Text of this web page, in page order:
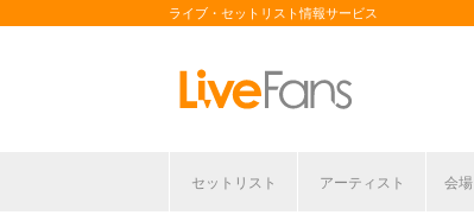
ライブ・セットリスト情報サービス
セットリスト アーティスト 会場